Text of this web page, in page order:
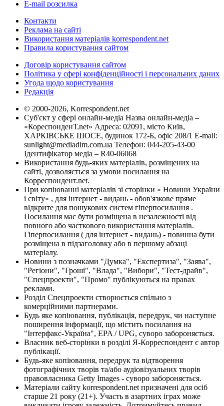
E-mail розсилка
Контакти
Реклама на сайті
Використання матеріалів korrespondent.net
Правила користування сайтом
Договір користування сайтом
Політика у сфері конфіденційності і персональних даних
Угода щодо користування
Редакція
© 2000-2026, Korrespondent.net
Суб'єкт у сфері онлайн-медіа Назва онлайн-медіа –
«КореспонденТ.net» Адреса: 02091, місто Київ,
ХАРКІВСЬКЕ ШОСЕ, будинок 172-Б, офіс 208/1 E-mail:
sunlight@mediadim.com.ua Телефон: 044-205-43-00
Ідентифікатор медіа – R40-06068
Використання будь-яких матеріалів, розміщених на
сайті, дозволяється за умови посилання на
Корреспондент.net.
При копіюванні матеріалів зі сторінки « Новини України
і світу» , для інтернет - видань - обов'язкове пряме
відкрите для пошукових систем гіперпосилання .
Посилання має бути розміщена в незалежності від
повного або часткового використання матеріалів.
Гіперпосилання ( для інтернет - видань) - повинна бути
розміщена в підзаголовку або в першому абзаці
матеріалу.
Новини з позначками "Думка", "Експертиза", "Заява",
"Регіони", "Гроші", "Влада", "Вибори", "Тест-драйв",
"Спецпроекти", "Промо" публікуються на правах
реклами.
Розділ Спецпроекти створюється спільно з
комерційними партнерами.
Будь яке копіювання, публікація, передрук, чи наступне
поширення інформації, що містить посилання на
"Інтерфакс-Україна", EPA / UPG, суворо забороняється.
Власник веб-сторінки в розділі Я-Корреспондент є автор
публікації.
Будь-яке копіювання, передрук та відтворення
фотографічних творів та/або аудіовізуальних творів
правовласника Getty Images - суворо забороняється.
Матеріали сайту korrespondent.net призначені для осіб
старше 21 року (21+). Участь в азартних іграх може